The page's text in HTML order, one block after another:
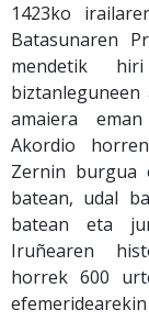
1423ko
Batasunaren
mendetik
amaiera
Akordio
Zernin burgua
batean, udal
batean eta
Iruñearen
horrek 600